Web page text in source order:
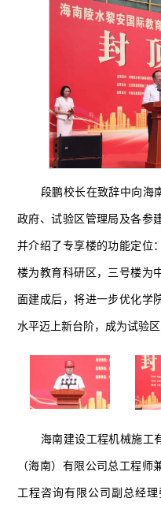
段鹏校长在致辞中向海
政府、试验区管理局及各参
并介绍了专享楼的功能定位
楼为教育科研区，三号楼为
面建成后，将进一步优化学
水平迈上新台阶，成为试验
海南建设工程机械施工
（海南）有限公司总工程
工程咨询有限公司副总经